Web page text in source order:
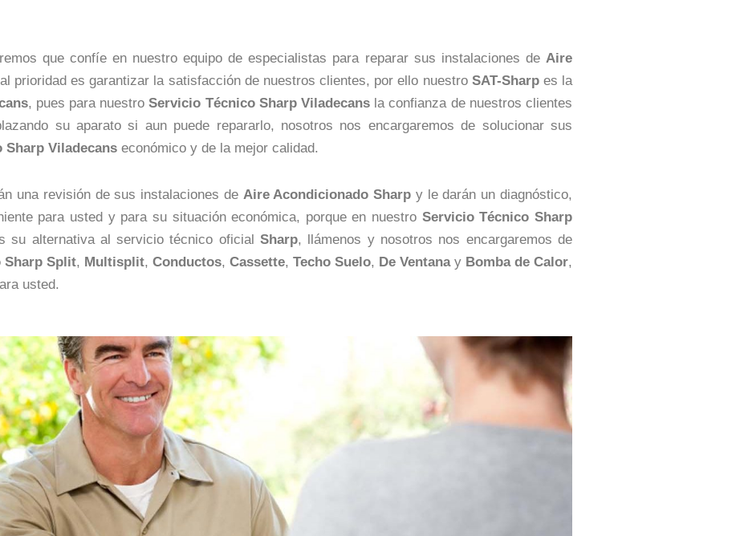
que confíe en nuestro equipo de especialistas para reparar sus instalaciones de Aire
prioridad es garantizar la satisfacción de nuestros clientes, por ello nuestro SAT-Sharpes la
, pues para nuestroServicio Técnico Sharp Viladecans la confianza de nuestros clientes
su aparato si aun puede repararlo, nosotros nos encargaremos de solucionar sus
Sharp Viladecans económico y de la mejor calidad.
una revisión de sus instalaciones de Aire Acondicionado Sharp y le darán un diagnóstico,
para usted y para su situación económica, porque en nuestro Servicio Técnico Sharp
su alternativa al servicio técnico oficialSharp, llámenos y nosotros nos encargaremos de
Sharp Split, Multisplit, Conductos, Cassette, Techo Suelo, De Ventanay Bomba de Calor,
usted.